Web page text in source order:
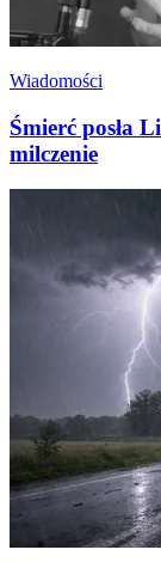
Wiadomości
Śmierć posła
milczenie